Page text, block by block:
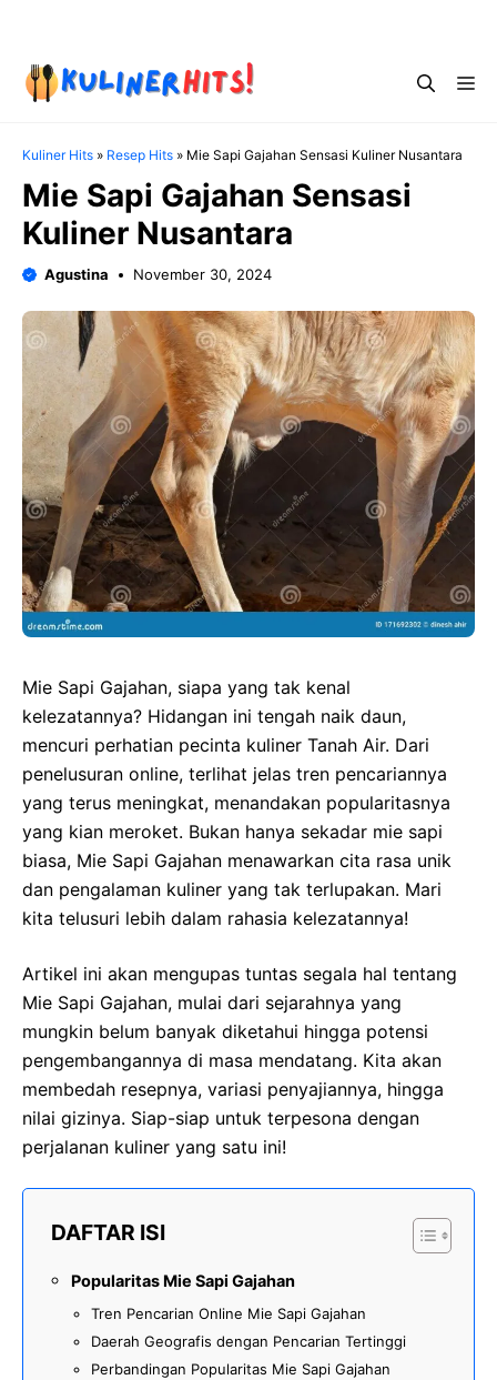
content
Kuliner Hits » Resep Hits » Mie Sapi Gajahan Sensasi Kuliner Nusantara
Mie Sapi Gajahan Sensasi
Kuliner Nusantara
Agustina November 30, 2024
Mie Sapi Gajahan, siapa yang tak kenal
kelezatannya? Hidangan ini tengah naik daun,
mencuri perhatian pecinta kuliner Tanah Air. Dari
penelusuran online, terlihat jelas tren pencariannya
yang terus meningkat, menandakan popularitasnya
yang kian meroket. Bukan hanya sekadar mie sapi
biasa, Mie Sapi Gajahan menawarkan cita rasa unik
dan pengalaman kuliner yang tak terlupakan. Mari
kita telusuri lebih dalam rahasia kelezatannya!
Artikel ini akan mengupas tuntas segala hal tentang
Mie Sapi Gajahan, mulai dari sejarahnya yang
mungkin belum banyak diketahui hingga potensi
pengembangannya di masa mendatang. Kita akan
membedah resepnya, variasi penyajiannya, hingga
nilai gizinya. Siap-siap untuk terpesona dengan
perjalanan kuliner yang satu ini!
DAFTAR ISI
Popularitas Mie Sapi Gajahan
Tren Pencarian Online Mie Sapi Gajahan
Daerah Geografis dengan Pencarian Tertinggi
Perbandingan Popularitas Mie Sapi Gajahan